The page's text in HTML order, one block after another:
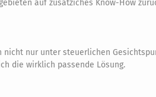
auf zusätziches Know-How
nur unter steuerlichen
die wirklich passende Lösung.